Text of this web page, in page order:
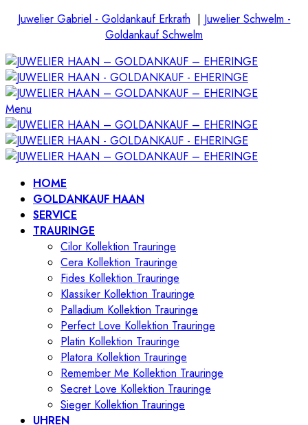
Juwelier Gabriel - Goldankauf Erkrath | Juwelier Schwelm -
Goldankauf Schwelm
Menu
HOME
GOLDANKAUF HAAN
SERVICE
TRAURINGE
Cilor Kollektion Trauringe
Cera Kollektion Trauringe
Fides Kollektion Trauringe
Klassiker Kollektion Trauringe
Palladium Kollektion Trauringe
Perfect Love Kollektion Trauringe
Platin Kollektion Trauringe
Platora Kollektion Trauringe
Remember Me Kollektion Trauringe
Secret Love Kollektion Trauringe
Sieger Kollektion Trauringe
UHREN